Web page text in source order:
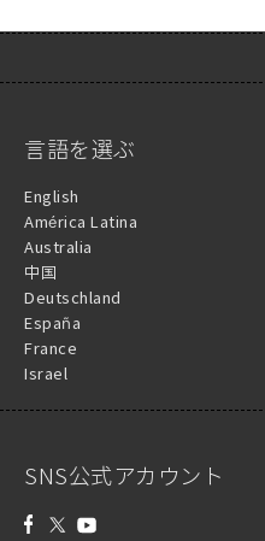
言語を選ぶ
English
América Latina
Australia
中国
Deutschland
España
France
Israel
SNS公式アカウント